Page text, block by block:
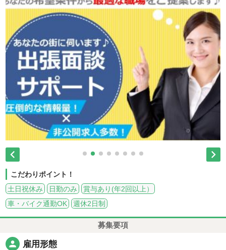
 
こだわりポイント！
土日祝休み
日勤のみ
賞与あり(年2回以上）
車・バイク通勤OK
週休2日制
募集要項
person 雇用形態